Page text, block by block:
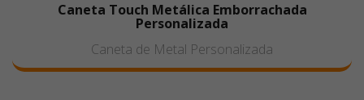
Caneta Touch Metálica Emborrachada
Personalizada
Caneta de Metal Personalizada